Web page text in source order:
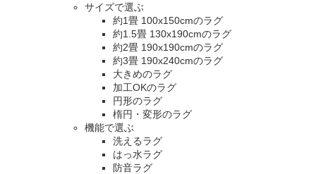
サイズで選ぶ
約1畳 100x150cmのラグ
約1.5畳 130x190cmのラグ
約2畳 190x190cmのラグ
約3畳 190x240cmのラグ
大きめのラグ
加工OKのラグ
円形のラグ
楕円・変形のラグ
機能で選ぶ
洗えるラグ
はっ水ラグ
防音ラグ